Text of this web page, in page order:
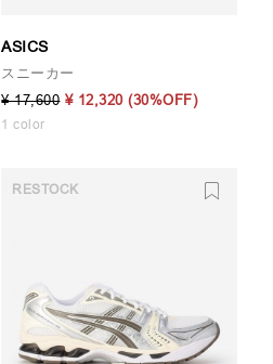
ASICS
スニーカー
¥ 17,600 ¥ 12,320 (30%OFF)
1 color
RESTOCK